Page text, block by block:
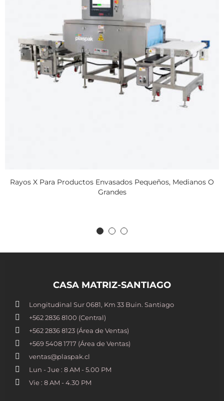
Rayos X Para Productos Envasados Pequeños, Medianos O
Grandes
CASA MATRIZ-SANTIAGO
Longitudinal Sur 0681, Km 33 Buin. Santiago
+562 2836 8100​ (Central)
+562 2836 8123 (Área de Ventas)
+569 5408 1717 (Área de Ventas)
ventas@plaspak.cl
Lun - Jue : 8 AM - 5.00 PM
Vie : 8 AM - 4.30 PM